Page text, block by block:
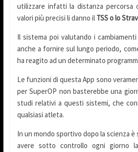
utilizzare infatti la distanza percorsa
valori più precisi li danno il TSS o lo
Il sistema poi valutando i
anche a fornire sul lungo periodo,
ha reagito ad un determinato
Le funzioni di questa App sono
per SuperOP non basterebbe una
studi relativi a questi sistemi, che
qualsiasi atleta.
In un mondo sportivo dopo la scienza
avere sotto controllo ogni giorno